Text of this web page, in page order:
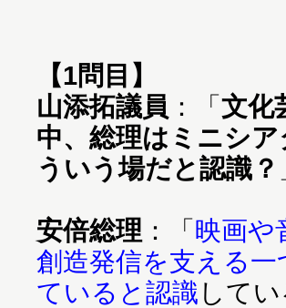
【1問目】
山添拓議員 ：「文化
中、総理はミニシ
ういう場だと認識？
安倍総理 ：「映画や
創造発信を支える
ていると認識 してい